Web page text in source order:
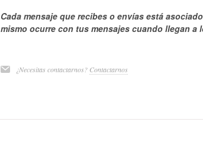
Cada mensaje que recibes o envías está
mismo ocurre con tus mensajes cuando llegan a
¿Necesitas contactarnos? Contactarnos